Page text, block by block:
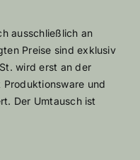
ausschließlich an
Preise sind exklusiv
wird erst an der
Produktionsware und
Der Umtausch ist